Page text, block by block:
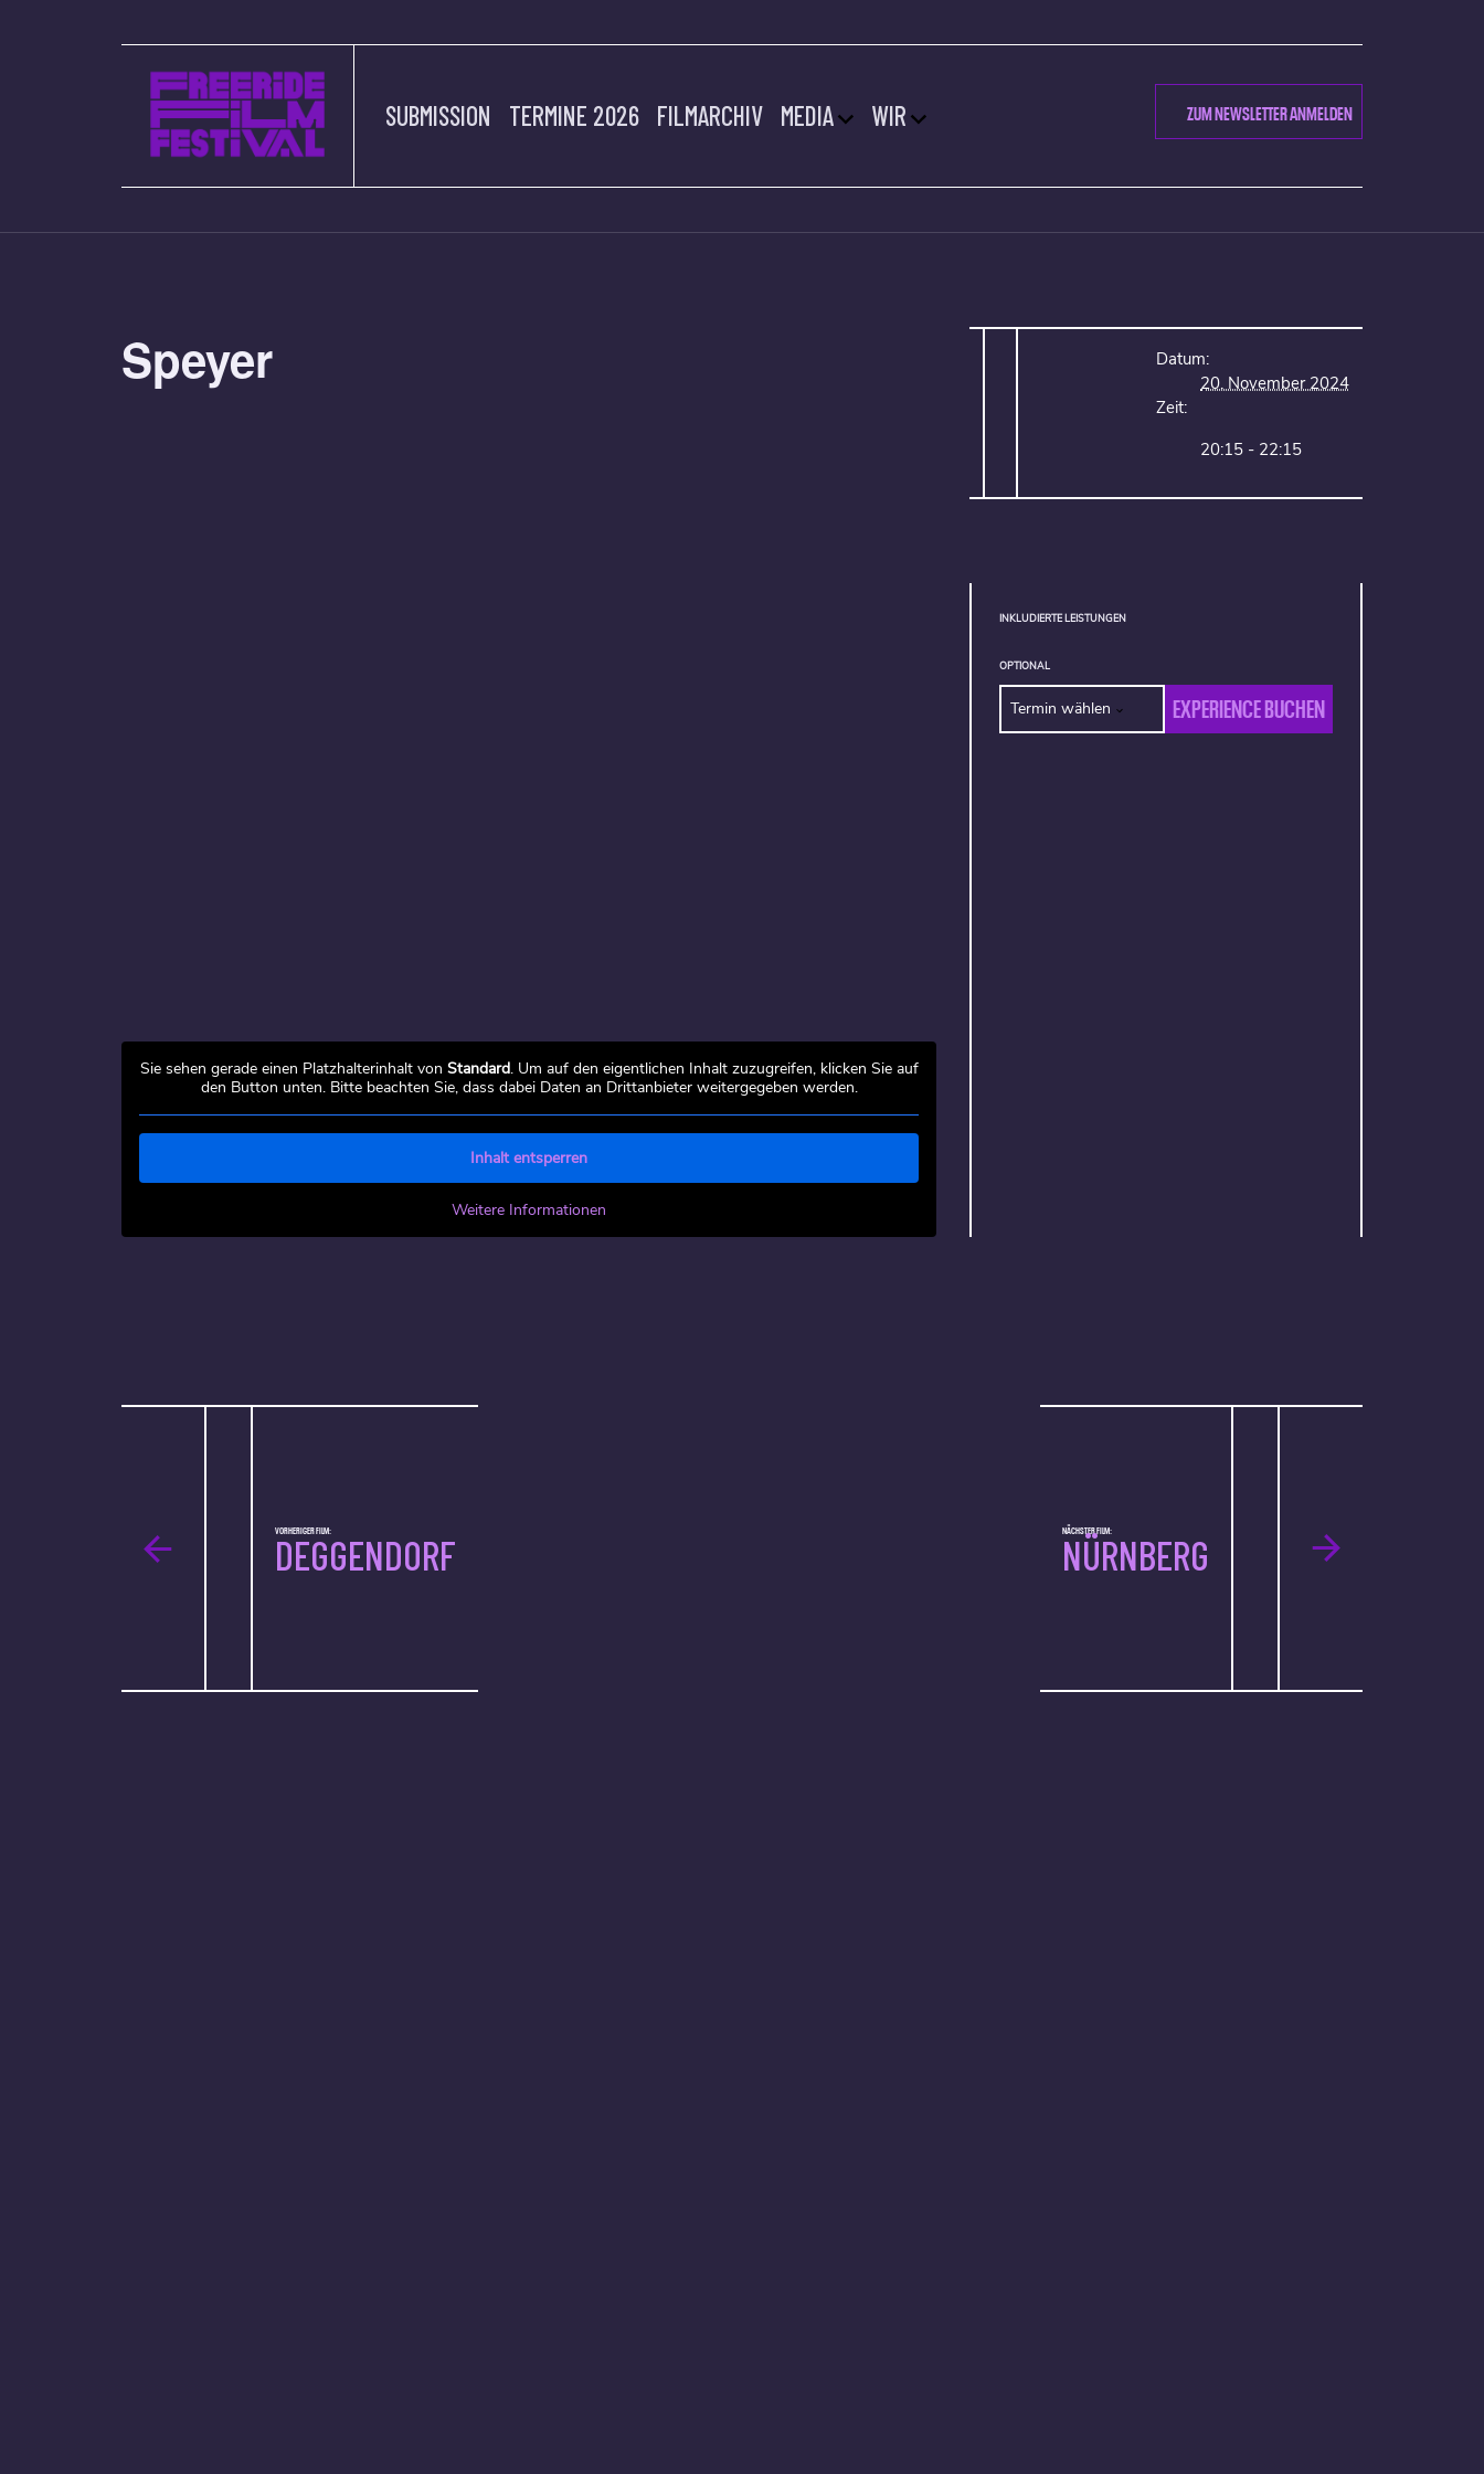
SUBMISSION TERMINE 2026 FILMARCHIV MEDIA WIR ZUM NEWSLETTER ANMELDEN
Speyer
Datum:
20. November 2024
Zeit:
20:15 - 22:15
Sie sehen gerade einen Platzhalterinhalt von Standard. Um auf den eigentlichen Inhalt zuzugreifen, klicken Sie auf
den Button unten. Bitte beachten Sie, dass dabei Daten an Drittanbieter weitergegeben werden.
Inhalt entsperren
Weitere Informationen
INKLUDIERTE LEISTUNGEN
OPTIONAL
Termin wählen EXPERIENCE BUCHEN
NÄCHSTER FILM:
NÜRNBERG
VORHERIGER FILM:
DEGGENDORF